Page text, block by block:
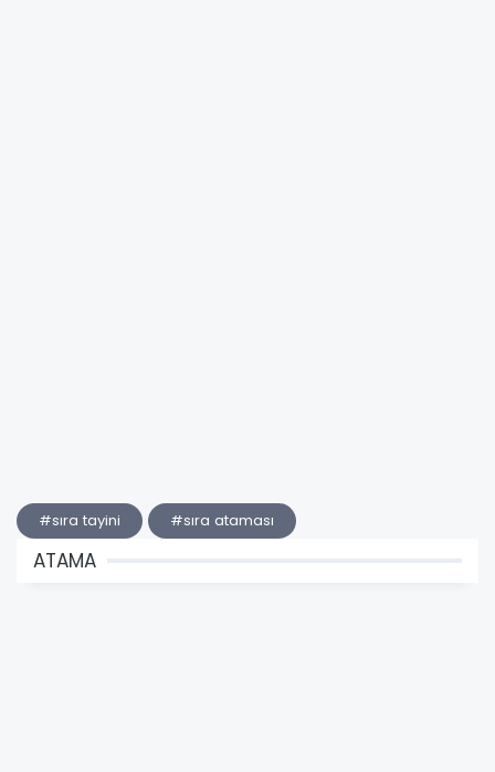
#sıra tayini #sıra ataması
ATAMA